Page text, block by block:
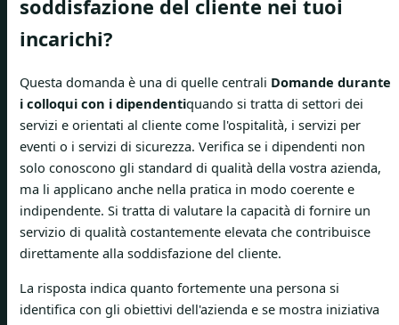
soddisfazione del cliente nei tuoi
incarichi?
Questa domanda è una di quelle centrali Domande durante
i colloqui con i dipendentiquando si tratta di settori dei
servizi e orientati al cliente come l'ospitalità, i servizi per
eventi o i servizi di sicurezza. Verifica se i dipendenti non
solo conoscono gli standard di qualità della vostra azienda,
ma li applicano anche nella pratica in modo coerente e
indipendente. Si tratta di valutare la capacità di fornire un
servizio di qualità costantemente elevata che contribuisce
direttamente alla soddisfazione del cliente.
La risposta indica quanto fortemente una persona si
identifica con gli obiettivi dell'azienda e se mostra iniziativa